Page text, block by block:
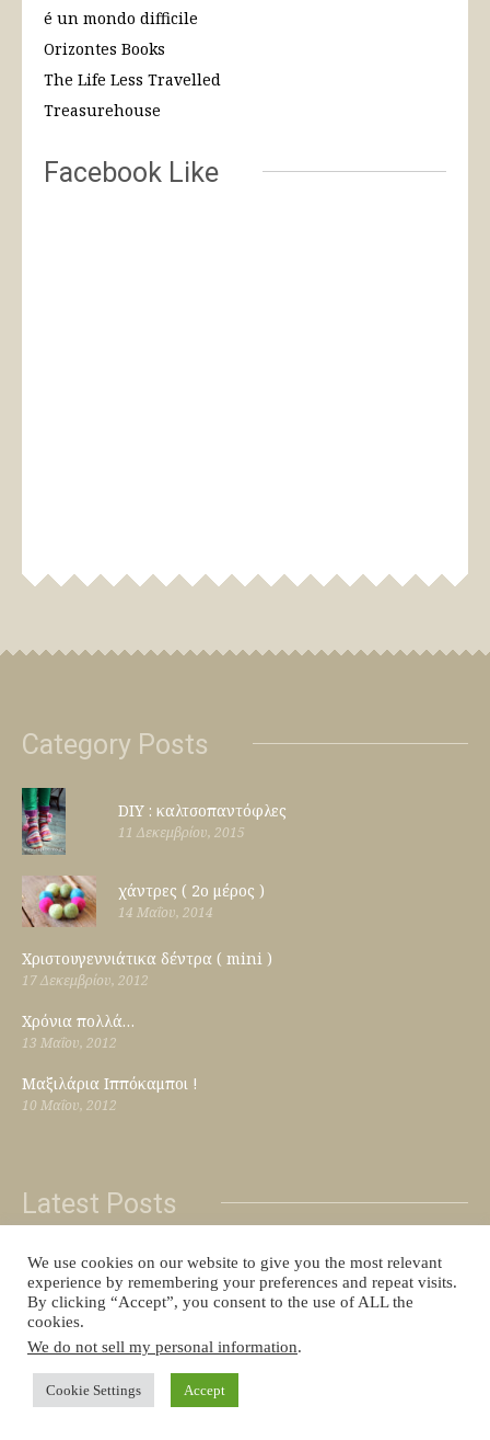
é un mondo difficile
Orizontes Books
The Life Less Travelled
Treasurehouse
Facebook Like
Category Posts
DIY : καλτσοπαντόφλες
11 Δεκεμβρίου, 2015
χάντρες ( 2ο μέρος )
14 Μαΐου, 2014
Χριστουγεννιάτικα δέντρα ( mini )
17 Δεκεμβρίου, 2012
Χρόνια πολλά…
13 Μαΐου, 2012
Μαξιλάρια Ιππόκαμποι !
10 Μαΐου, 2012
Latest Posts
Καλή χρονιά!!!
31 Δεκεμβρίου, 2016
20 Μαΐου, 2016
Πλεκτά κουκλάκια
We use cookies on our website to give you the most relevant
experience by remembering your preferences and repeat visits.
By clicking “Accept”, you consent to the use of ALL the
cookies.
We do not sell my personal information.
Cookie Settings Accept